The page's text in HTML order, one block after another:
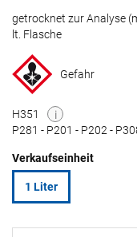
getrocknet zur Analyse
lt. Flasche
Gefahr
H351
i
P281 - P201 - P202 -
Verkaufseinheit
1 Liter